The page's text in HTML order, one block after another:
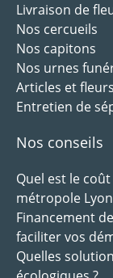
Livraison de
Nos cercueils
Nos capitons
Nos urnes
Articles et
Entretien de
Nos conseils
Quel est le
métropole
Financement
faciliter vos
Quelles